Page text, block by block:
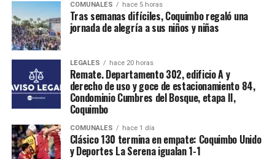
COMUNALES hace 5 horas
Tras semanas difíciles, Coquimbo regaló una
jornada de alegría a sus niños y niñas
LEGALES hace 20 horas
Remate. Departamento 302, edificio A y
derecho de uso y goce de estacionamiento 84,
Condominio Cumbres del Bosque, etapa II,
Coquimbo
COMUNALES hace 1 día
Clásico 130 termina en empate: Coquimbo Unido
y Deportes La Serena igualan 1-1